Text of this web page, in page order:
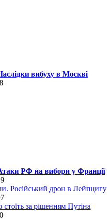
вибуху в Москві
Атаки РФ на вибори у Франції
Російський дрон в Лейпцигу
за рішенням Путіна